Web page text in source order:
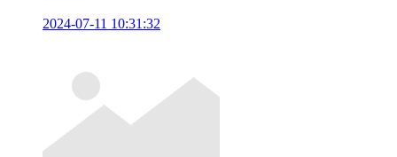
2024-07-11 10:31:32